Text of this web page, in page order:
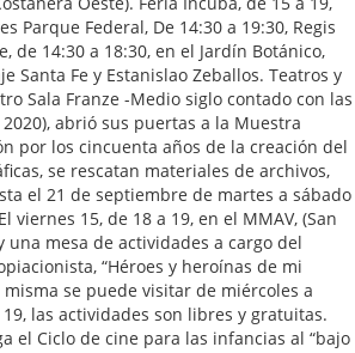
Parque Federal, De 14:30 a 19:30, Regis
14:30 a 18:30, en el Jardín Botánico,
Santa Fe y Estanislao Zeballos. Teatros y
Sala Franze -Medio siglo contado con las
abrió sus puertas a la Muestra
por los cincuenta años de la creación del
se rescatan materiales de archivos,
el 21 de septiembre de martes a sábado
viernes 15, de 18 a 19, en el MMAV, (San
mesa de actividades a cargo del
“Héroes y heroínas de mi
misma se puede visitar de miércoles a
las actividades son libres y gratuitas.
el Ciclo de cine para las infancias al “bajo